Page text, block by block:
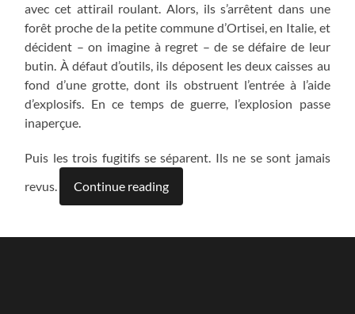
avec cet attirail roulant. Alors, ils s’arrêtent dans une
forêt proche de la petite commune d’Ortisei, en Italie, et
décident – on imagine à regret – de se défaire de leur
butin. À défaut d’outils, ils déposent les deux caisses au
fond d’une grotte, dont ils obstruent l’entrée à l’aide
d’explosifs. En ce temps de guerre, l’explosion passe
inaperçue.
Puis les trois fugitifs se séparent. Ils ne se sont jamais
revus.
Continue reading